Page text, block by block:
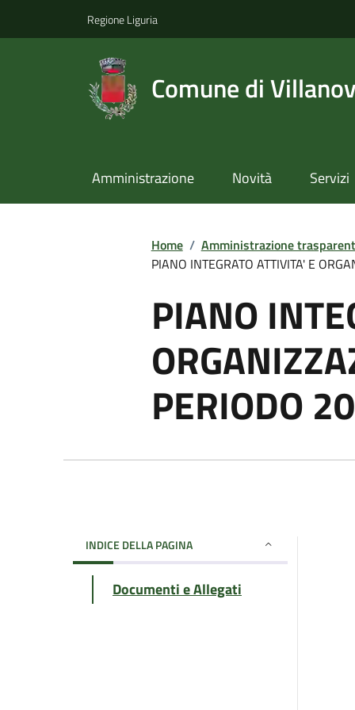
Regione Liguria
Comune di
Amministrazione Novità Servizi
Home / Amministrazione
PIANO INTEGRATO ATTIVITA' E
PIANO
PERIODO
INDICE DELLA PAGINA
Documenti e Allegati